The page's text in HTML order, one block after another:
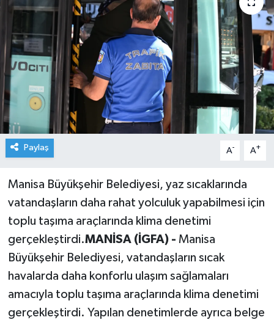
Paylaş A- A+
Manisa Büyükşehir Belediyesi, yaz sıcaklarında
vatandaşların daha rahat yolculuk yapabilmesi için
toplu taşıma araçlarında klima denetimi
gerçekleştirdi.MANİSA (İGFA) - Manisa
Büyükşehir Belediyesi, vatandaşların sıcak
havalarda daha konforlu ulaşım sağlamaları
amacıyla toplu taşıma araçlarında klima denetimi
gerçekleştirdi. Yapılan denetimlerde ayrıca belge